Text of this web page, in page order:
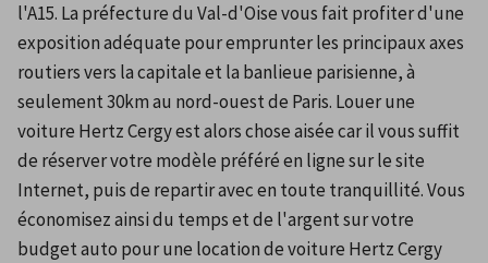
l'A15. La préfecture du Val-d'Oise vous fait profiter d'une
exposition adéquate pour emprunter les principaux axes
routiers vers la capitale et la banlieue parisienne, à
seulement 30km au nord-ouest de Paris. Louer une
voiture Hertz Cergy est alors chose aisée car il vous suffit
de réserver votre modèle préféré en ligne sur le site
Internet, puis de repartir avec en toute tranquillité. Vous
économisez ainsi du temps et de l'argent sur votre
budget auto pour une location de voiture Hertz Cergy